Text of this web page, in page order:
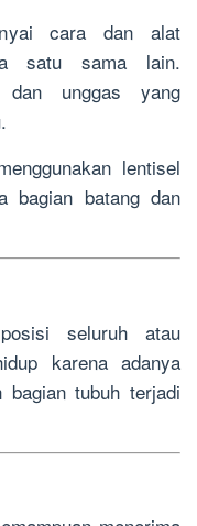
cara dan alat
satu sama lain.
dan unggas yang
lentisel
bagian batang dan
seluruh atau
karena adanya
bagian tubuh terjadi